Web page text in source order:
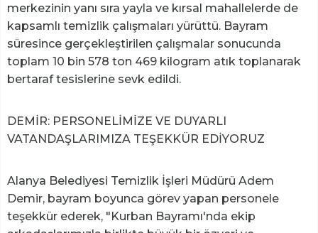
merkezinin yanı sıra yayla ve kırsal mahallelerde de
kapsamlı temizlik çalışmaları yürüttü. Bayram
süresince gerçekleştirilen çalışmalar sonucunda
toplam 10 bin 578 ton 469 kilogram atık toplanarak
bertaraf tesislerine sevk edildi.
DEMİR: PERSONELİMİZE VE DUYARLI
VATANDAŞLARIMIZA TEŞEKKÜR EDİYORUZ
Alanya Belediyesi Temizlik İşleri Müdürü Adem
Demir, bayram boyunca görev yapan personele
teşekkür ederek, "Kurban Bayramı'nda ekip